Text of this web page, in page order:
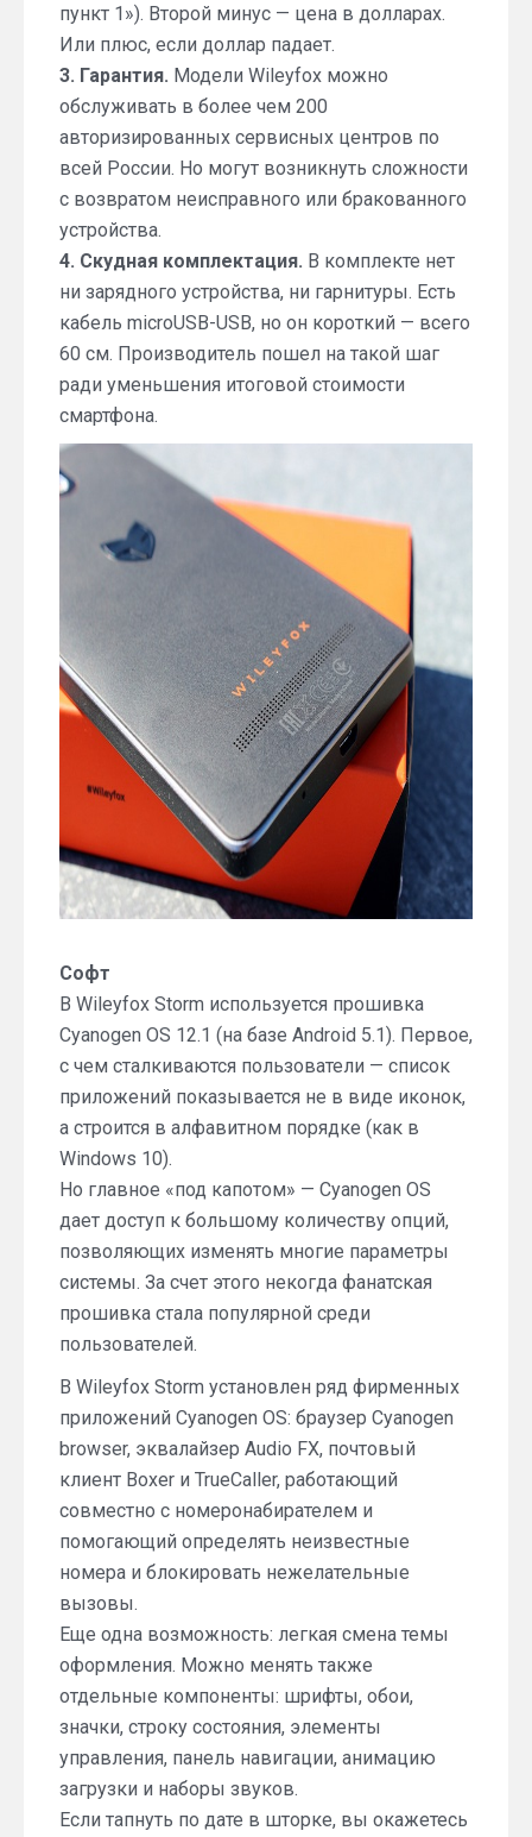
пункт 1»). Второй минус — цена в долларах.
Или плюс, если доллар падает.
3. Гарантия. Модели Wileyfox можно
обслуживать в более чем 200
авторизированных сервисных центров по
всей России. Но могут возникнуть сложности
с возвратом неисправного или бракованного
устройства.
4. Скудная комплектация. В комплекте нет
ни зарядного устройства, ни гарнитуры. Есть
кабель microUSB-USB, но он короткий — всего
60 см. Производитель пошел на такой шаг
ради уменьшения итоговой стоимости
смартфона.
Софт
В Wileyfox Storm используется прошивка
Cyanogen OS 12.1 (на базе Android 5.1). Первое,
с чем сталкиваются пользователи — список
приложений показывается не в виде иконок,
а строится в алфавитном порядке (как в
Windows 10).
Но главное «под капотом» — Cyanogen OS
дает доступ к большому количеству опций,
позволяющих изменять многие параметры
системы. За счет этого некогда фанатская
прошивка стала популярной среди
пользователей.
В Wileyfox Storm установлен ряд фирменных
приложений Cyanogen OS: браузер Cyanogen
browser, эквалайзер Audio FX, почтовый
клиент Boxer и TrueCaller, работающий
совместно с номеронабирателем и
помогающий определять неизвестные
номера и блокировать нежелательные
вызовы.
Еще одна возможность: легкая смена темы
оформления. Можно менять также
отдельные компоненты: шрифты, обои,
значки, строку состояния, элементы
управления, панель навигации, анимацию
загрузки и наборы звуков.
Если тапнуть по дате в шторке, вы окажетесь